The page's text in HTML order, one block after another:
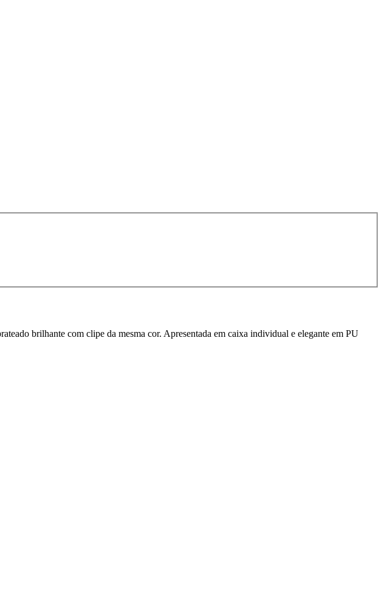
brilhante com clipe da mesma cor. Apresentada em caixa individual e elegante em PU